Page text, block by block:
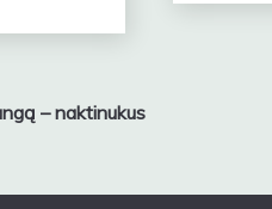
– naktinukus